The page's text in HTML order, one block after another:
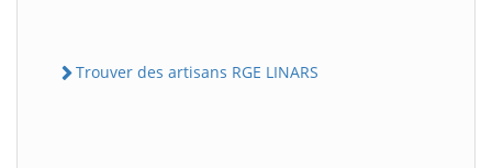
Trouver des artisans RGE LINARS